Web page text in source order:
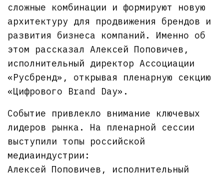
сложные комбинации и формируют новую
архитектуру для продвижения брендов и
развития бизнеса компаний. Именно об
этом рассказал Алексей Поповичев,
исполнительный директор Ассоциации
«Русбренд», открывая пленарную секцию
«Цифрового Brand Day».
Событие привлекло внимание ключевых
лидеров рынка. На пленарной сессии
выступили топы российской
медиаиндустрии:
Алексей Поповичев, исполнительный